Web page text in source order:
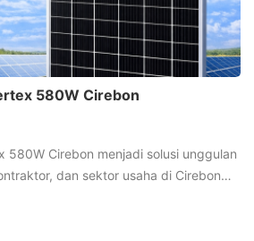
580W Cirebon
580W Cirebon menjadi solusi unggulan
dan sektor usaha di Cirebon…